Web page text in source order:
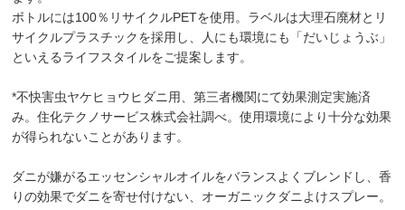
ボトルには100％リサイクルPETを使用。ラベルは大理石廃材とリ
サイクルプラスチックを採用し、人にも環境にも「だいじょうぶ」
といえるライフスタイルをご提案します。
*不快害虫ヤケヒョウヒダニ用、第三者機関にて効果測定実施済
み。住化テクノサービス株式会社調べ。使用環境により十分な効果
が得られないことがあります。
ダニが嫌がるエッセンシャルオイルをバランスよくブレンドし、香
りの効果でダニを寄せ付けない、オーガニックダニよけスプレー。